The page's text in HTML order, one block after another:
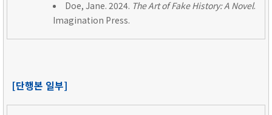
Doe, Jane. 2024. The Art of Fake History: A Novel.
Imagination Press.
[단행본 일부]